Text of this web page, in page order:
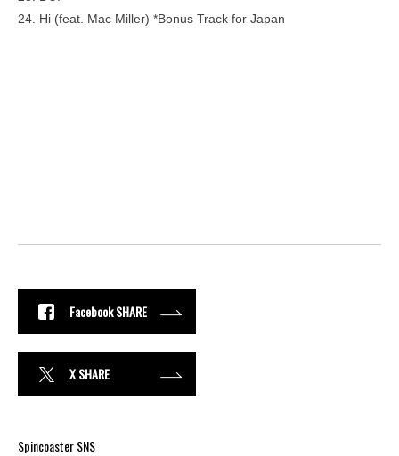
24. Hi (feat. Mac Miller) *Bonus Track for Japan
Facebook SHARE
X SHARE
Spincoaster SNS